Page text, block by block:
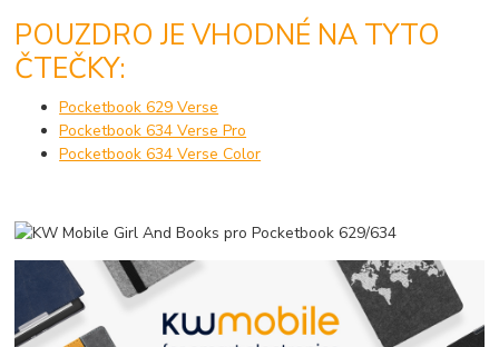
POUZDRO JE VHODNÉ NA TYTO
ČTEČKY:
Pocketbook 629 Verse
Pocketbook 634 Verse Pro
Pocketbook 634 Verse Color